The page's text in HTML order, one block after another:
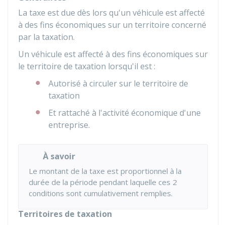
La taxe est due dès lors qu'un véhicule est affecté
à des fins économiques sur un territoire concerné
par la taxation.
Un véhicule est affecté à des fins économiques sur
le territoire de taxation lorsqu'il est :
Autorisé à circuler sur le territoire de
taxation
Et rattaché à l'activité économique d'une
entreprise.
À savoir
Le montant de la taxe est proportionnel à la
durée de la période pendant laquelle ces 2
conditions sont cumulativement remplies.
Territoires de taxation